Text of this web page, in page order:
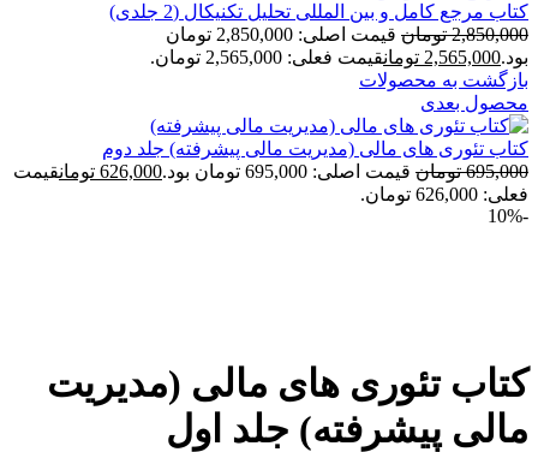
کتاب مرجع کامل و بین المللی تحلیل تکنیکال (2 جلدی)
2,850,000 تومان
قیمت اصلی: 2,850,000 تومان
بود.2,565,000 تومانقیمت فعلی: 2,565,000 تومان.
بازگشت به محصولات
محصول بعدی
کتاب تئوری های مالی (مدیریت مالی پیشرفته) جلد دوم
695,000 تومان قیمت اصلی: 695,000 تومان بود. 626,000 تومانقیمت
فعلی: 626,000 تومان.
-10%
کتاب تئوری های مالی (مدیریت
مالی پیشرفته) جلد اول